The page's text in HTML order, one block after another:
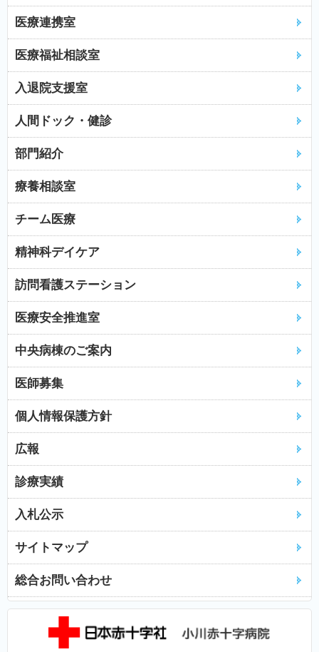
医療連携室
医療福祉相談室
入退院支援室
人間ドック・健診
部門紹介
療養相談室
チーム医療
精神科デイケア
訪問看護ステーション
医療安全推進室
中央病棟のご案内
医師募集
個人情報保護方針
広報
診療実績
入札公示
サイトマップ
総合お問い合わせ